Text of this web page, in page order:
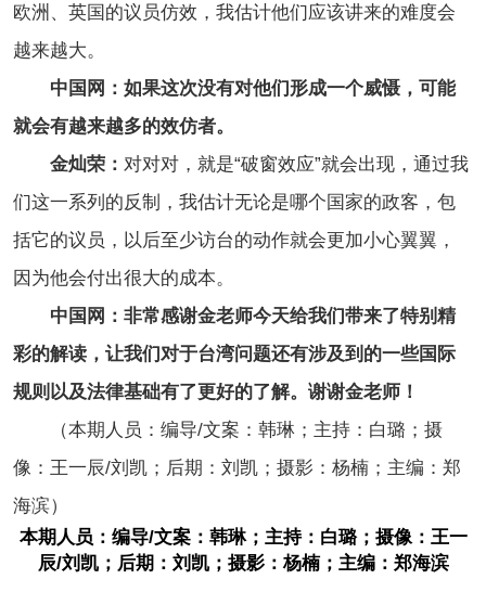
欧洲、英国的议员仿效，我估计他们应该讲来的难度会
越来越大。
中国网：如果这次没有对他们形成一个威慑，可能
就会有越来越多的效仿者。
金灿荣： 对对对，就是“破窗效应”就会出现，通过我
们这一系列的反制，我估计无论是哪个国家的政客，包
括它的议员，以后至少访台的动作就会更加小心翼翼，
因为他会付出很大的成本。
中国网：非常感谢金老师今天给我们带来了特别精
彩的解读，让我们对于台湾问题还有涉及到的一些国际
规则以及法律基础有了更好的了解。谢谢金老师！
（本期人员：编导/文案：韩琳；主持：白璐；摄
像：王一辰/刘凯；后期：刘凯；摄影：杨楠；主编：郑
海滨）
本期人员：编导/文案：韩琳；主持：白璐；摄像：王一
辰/刘凯；后期：刘凯；摄影：杨楠；主编：郑海滨